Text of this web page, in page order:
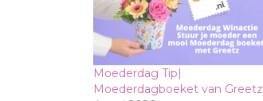
Moederdag Tip|
Moederdagboeket van Greetz